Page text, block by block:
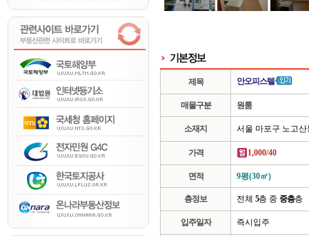
제목 안오피스텔
매물구분 원룸
소재지 서울 마포구 노고산
가격 1,000/40
면적 9평(30㎡)
층정보 전체 5층 중 중층층
입주일자 즉시입주